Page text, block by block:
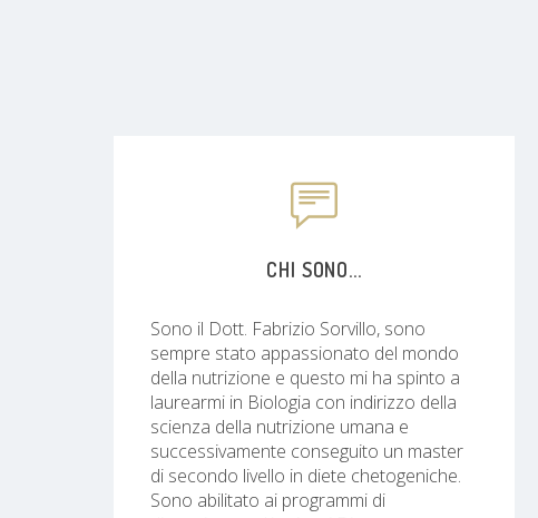
CHI SONO...
Sono il Dott. Fabrizio Sorvillo, sono
sempre stato appassionato del mondo
della nutrizione e questo mi ha spinto a
laurearmi in Biologia con indirizzo della
scienza della nutrizione umana e
successivamente conseguito un master
di secondo livello in diete chetogeniche.
Sono abilitato ai programmi di